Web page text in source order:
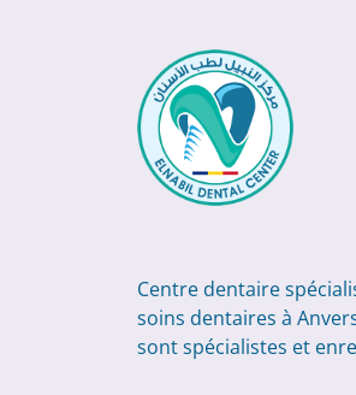
Centre dentaire
soins dentaires à
sont spécialistes et